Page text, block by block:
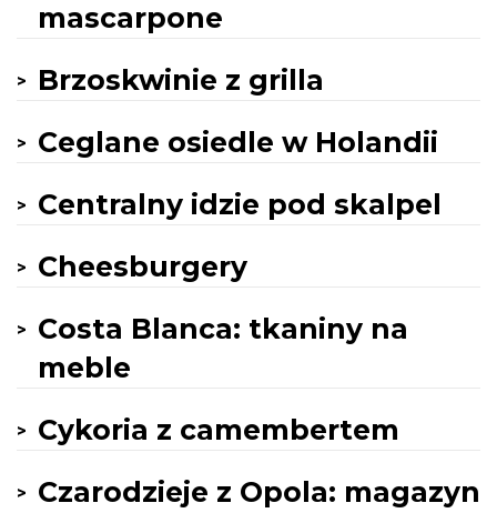
mascarpone
Brzoskwinie z grilla
Ceglane osiedle w Holandii
Centralny idzie pod skalpel
Cheesburgery
Costa Blanca: tkaniny na
meble
Cykoria z camembertem
Czarodzieje z Opola: magazyn